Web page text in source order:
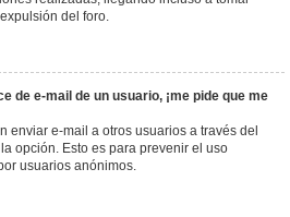
del foro.
de e-mail de un usuario, ¡me pide que me
enviar e-mail a otros usuarios a través del
opción. Esto es para prevenir el uso
usuarios anónimos.